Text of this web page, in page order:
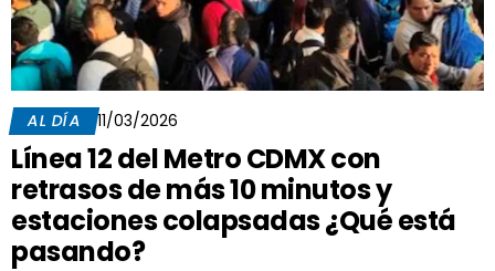
AL DÍA 11/03/2026
Línea 12 del Metro CDMX con
retrasos de más 10 minutos y
estaciones colapsadas ¿Qué está
pasando?